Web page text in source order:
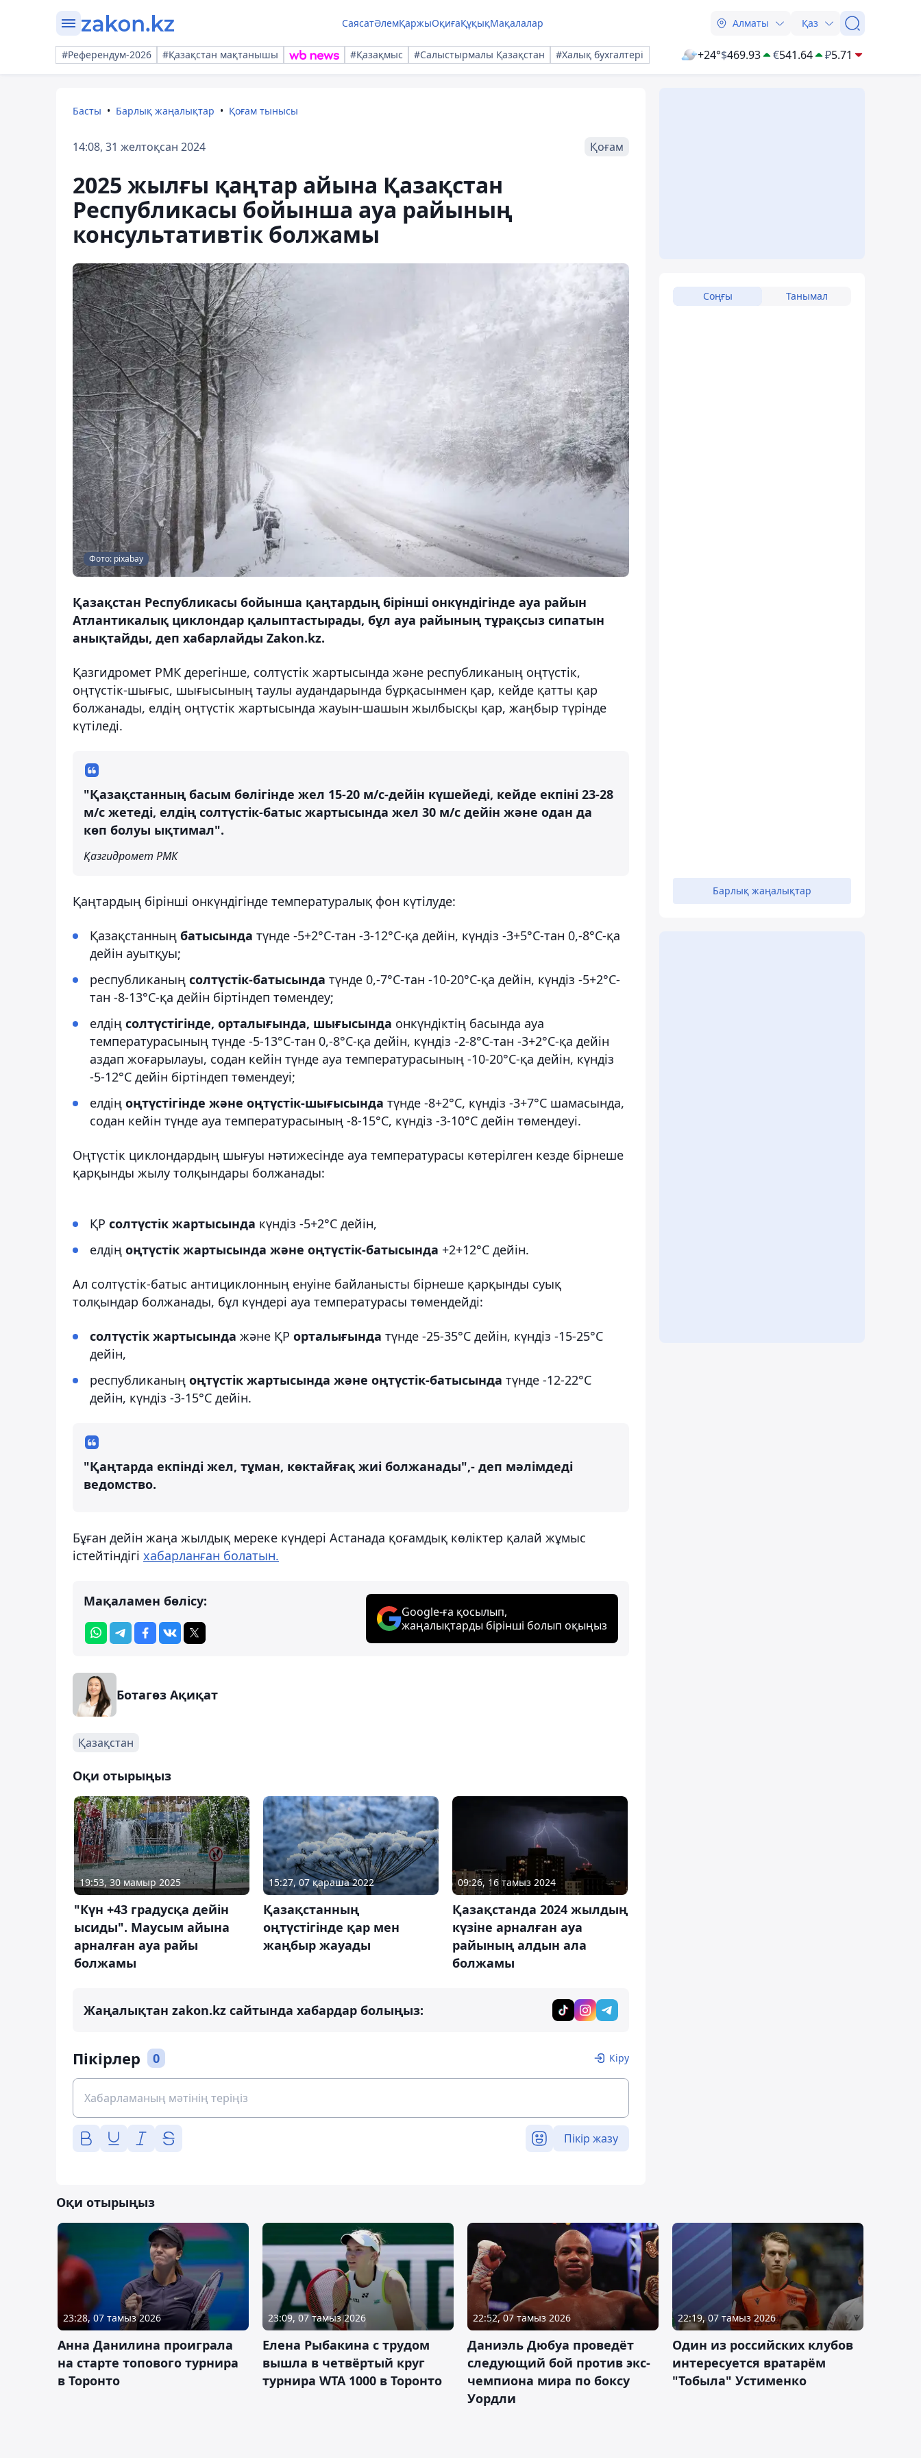
СаясатӘлемҚаржыОқиғаҚұқықМақалалар Алматы Қаз
#Референдум-2026 #Қазақстан мақтанышы #Қазақмыс #Салыстырмалы Қазақстан #Халық бухгалтері +24°$469.93 €541.64 ₽5.71
Басты Барлық жаңалықтар Қоғам тынысы
14:08, 31 желтоқсан 2024 Қоғам
2025 жылғы қаңтар айына Қазақстан
Республикасы бойынша ауа райының
консультативтік болжамы
Фото: pixabay
Қазақстан Республикасы бойынша қаңтардың бірінші онкүндігінде ауа райын
Атлантикалық циклондар қалыптастырады, бұл ауа райының тұрақсыз сипатын
анықтайды, деп хабарлайды Zakon.kz.
Қазгидромет РМК дерегінше, солтүстік жартысында және республиканың оңтүстік,
оңтүстік-шығыс, шығысының таулы аудандарында бұрқасынмен қар, кейде қатты қар
болжанады, елдің оңтүстік жартысында жауын-шашын жылбысқы қар, жаңбыр түрінде
күтіледі.
"Қазақстанның басым бөлігінде жел 15-20 м/с-дейін күшейеді, кейде екпіні 23-28
м/с жетеді, елдің солтүстік-батыс жартысында жел 30 м/с дейін және одан да
көп болуы ықтимал".
Қазгидромет РМК
Қаңтардың бірінші онкүндігінде температуралық фон күтілуде:
Қазақстанның батысында түнде -5+2°С-тан -3-12°С-қа дейін, күндіз -3+5°С-тан 0,-8°С-қа
дейін ауытқуы;
республиканың солтүстік-батысында түнде 0,-7°С-тан -10-20°С-қа дейін, күндіз -5+2°С-
тан -8-13°С-қа дейін біртіндеп төмендеу;
елдің солтүстігінде, орталығында, шығысында онкүндіктің басында ауа
температурасының түнде -5-13°С-тан 0,-8°С-қа дейін, күндіз -2-8°С-тан -3+2°С-қа дейін
аздап жоғарылауы, содан кейін түнде ауа температурасының -10-20°С-қа дейін, күндіз
-5-12°С дейін біртіндеп төмендеуі;
елдің оңтүстігінде және оңтүстік-шығысында түнде -8+2°С, күндіз -3+7°С шамасында,
содан кейін түнде ауа температурасының -8-15°С, күндіз -3-10°С дейін төмендеуі.
Оңтүстік циклондардың шығуы нәтижесінде ауа температурасы көтерілген кезде бірнеше
қарқынды жылу толқындары болжанады:
ҚР солтүстік жартысында күндіз -5+2°С дейін,
елдің оңтүстік жартысында және оңтүстік-батысында +2+12°С дейін.
Ал солтүстік-батыс антициклонның енуіне байланысты бірнеше қарқынды суық
толқындар болжанады, бұл күндері ауа температурасы төмендейді:
солтүстік жартысында және ҚР орталығында түнде -25-35°С дейін, күндіз -15-25°С
дейін,
республиканың оңтүстік жартысында және оңтүстік-батысында түнде -12-22°С
дейін, күндіз -3-15°С дейін.
"Қаңтарда екпінді жел, тұман, көктайғақ жиі болжанады",- деп мәлімдеді
ведомство.
Бұған дейін жаңа жылдық мереке күндері Астанада қоғамдық көліктер қалай жұмыс
істейтіндігі хабарланған болатын.
Мақаламен бөлісу:
Google-ға қосылып,
жаңалықтарды бірінші болып оқыңыз
Ботагөз Ақиқат
Қазақстан
Оқи отырыңыз
19:53, 30 мамыр 2025
"Күн +43 градусқа дейін
ысиды". Маусым айына
арналған ауа райы
болжамы
15:27, 07 қараша 2022
Қазақстанның
оңтүстігінде қар мен
жаңбыр жауады
09:26, 16 тамыз 2024
Қазақстанда 2024 жылдың
күзіне арналған ауа
райының алдын ала
болжамы
Жаңалықтан zakon.kz сайтында хабардар болыңыз:
Пікірлер 0 Кіру
Пікір жазу
Соңғы Танымал
Барлық жаңалықтар
Оқи отырыңыз
23:28, 07 тамыз 2026
Анна Данилина проиграла
на старте топового турнира
в Торонто
23:09, 07 тамыз 2026
Елена Рыбакина с трудом
вышла в четвёртый круг
турнира WTA 1000 в Торонто
22:52, 07 тамыз 2026
Даниэль Дюбуа проведёт
следующий бой против экс-
чемпиона мира по боксу
Уордли
22:19, 07 тамыз 2026
Один из российских клубов
интересуется вратарём
"Тобыла" Устименко